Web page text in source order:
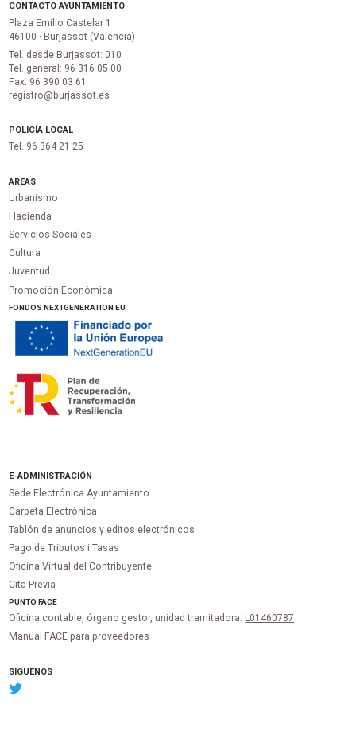
CONTACTO AYUNTAMIENTO
Plaza Emilio Castelar 1
46100 · Burjassot (Valencia)
Tel. desde Burjassot: 010
Tel. general: 96 316 05 00
Fax. 96 390 03 61
registro@burjassot.es
POLICÍA LOCAL
Tel. 96 364 21 25
ÁREAS
Urbanismo
Hacienda
Servicios Sociales
Cultura
Juventud
Promoción Económica
FONDOS NEXTGENERATION EU
E-ADMINISTRACIÓN
Sede Electrónica Ayuntamiento
Carpeta Electrónica
Tablón de anuncios y editos electrónicos
Pago de Tributos i Tasas
Oficina Virtual del Contribuyente
Cita Previa
PUNTOFACE
Oficina contable, órgano gestor, unidad tramitadora: L01460787
Manual FACE para proveedores
SÍGUENOS